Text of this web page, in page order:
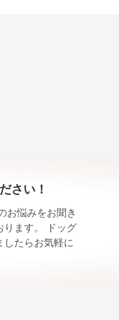
さい！
お悩みをお聞き
ります。 ドッグ
したらお気軽に